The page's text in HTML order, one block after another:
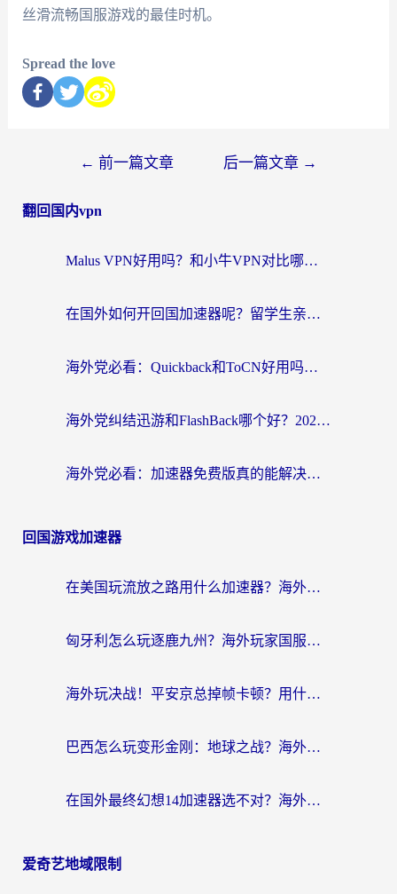
丝滑流畅国服游戏的最佳时机。
Spread the love
← 前一篇文章 后一篇文章 →
翻回国内vpn
Malus VPN好用吗？和小牛VPN对比哪个回国效果更好？海外党亲测实用指南
在国外如何开回国加速器呢？留学生亲测的无缝访问国内资源指南
海外党必看：Quickback和ToCN好用吗？3分钟选对回国加速器的实用指南
海外党纠结迅游和FlashBack哪个好？2026实用指南教你选对回国加速器
海外党必看：加速器免费版真的能解决回国访问难题吗？附实用选择指南
回国游戏加速器
在美国玩流放之路用什么加速器？海外党国服游戏不卡顿的终极攻略
匈牙利怎么玩逐鹿九州？海外玩家国服游戏加速器终极指南（附永劫无间荣耀新三国解决方案）
海外玩决战！平安京总掉帧卡顿？用什么加速器比较好？实测指南来了
巴西怎么玩变形金刚：地球之战？海外玩家国服游戏加速终极指南（附新诛仙延迟密室逃脱18解决办法）
在国外最终幻想14加速器选不对？海外玩家的国服游戏加速避坑指南
爱奇艺地域限制